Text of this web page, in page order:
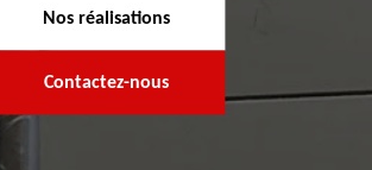
Nos réalisations
Contactez-nous